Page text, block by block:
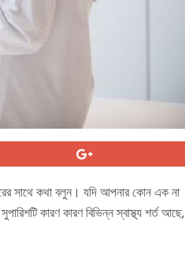
সাথে কথা বলুন। যদি আপনার কোন এক না
কারণ কারণ বিভিন্ন স্বাস্থ্য শর্ত আছে,